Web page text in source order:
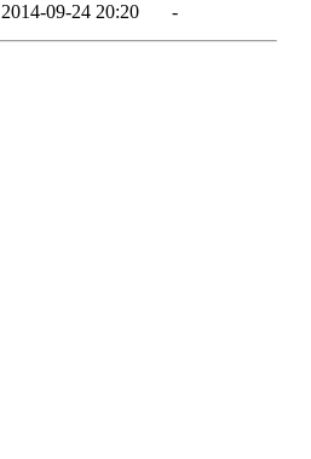
2014-09-24 20:20 -